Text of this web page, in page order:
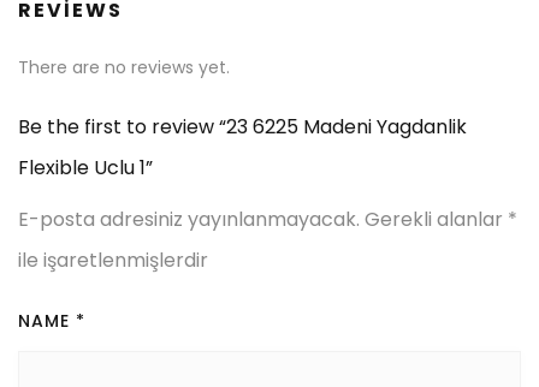
REVIEWS
There are no reviews yet.
Be the first to review “23 6225 Madeni Yagdanlik
Flexible Uclu 1”
E-posta adresiniz yayınlanmayacak. Gerekli alanlar *
ile işaretlenmişlerdir
NAME *